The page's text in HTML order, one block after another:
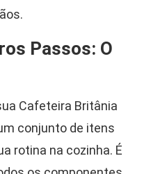
Passos: O
Cafeteira Britânia
conjunto de itens
rotina na cozinha. É